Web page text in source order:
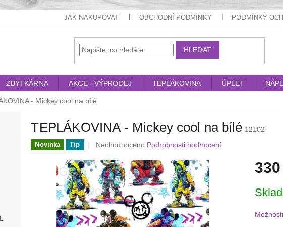
JAK NAKUPOVAT OBCHODNÍ PODMÍNKY PODMÍNKY
HLEDAT
ZBYTKÁRNA AKCE - VÝPRODEJ TEPLÁKOVINA ÚPLET
- Mickey cool na bílé
TEPLÁKOVINA - Mickey cool na bílé 12102
Novinka Tip
Průměrné
produktu
je
0,0
5
hvězdiček.
Neohodnoceno Podrobnosti hodnocení
cena: